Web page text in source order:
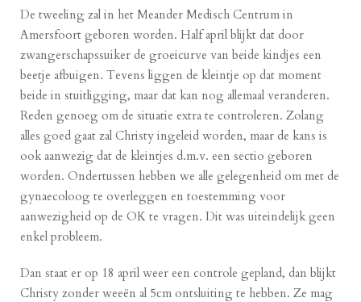
De tweeling zal in hetMeander Medisch Centrum in
Amersfoort geboren worden. Half april blijkt dat door
zwangerschapssuiker de groeicurve van beide kindjes een
beetje afbuigen. Tevens liggen de kleintje op dat moment
beide in stuitligging, maar dat kan nog allemaal veranderen.
Reden genoeg om de situatie extra te controleren. Zolang
alles goed gaat zal Christy ingeleid worden, maar de kans is
ook aanwezig dat de kleintjes d.m.v. een sectio geboren
worden. Ondertussen hebben we alle gelegenheid om met de
gynaecoloog te overleggen en toestemming voor
aanwezigheid op de OK te vragen. Dit was uiteindelijk geen
enkel probleem.
Dan staat er op 18 april weer een controle gepland, dan blijkt
Christy zonder weeën al 5cm ontsluiting te hebben. Ze mag